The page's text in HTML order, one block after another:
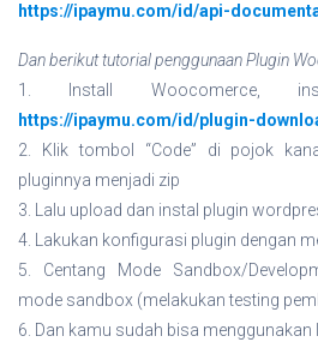
https://ipaymu.com/id/api-
Dan berikut tutorial penggunaan Plugin
1. Install Woocomerce,
https://ipaymu.com/id/plugin-
2. Klik tombol “Code” di pojok
pluginnya menjadi zip
3. Lalu upload dan instal plugin
4. Lakukan konfigurasi plugin dengan
5. Centang Mode Sandbox/
mode sandbox (melakukan testing
6. Dan kamu sudah bisa menggunakan